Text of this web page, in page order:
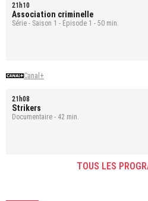
21h10
Association criminelle
Série - Saison 1 - Épisode 1 - 50 min.
Canal+
21h08
Strikers
Documentaire - 42 min.
TOUS LES